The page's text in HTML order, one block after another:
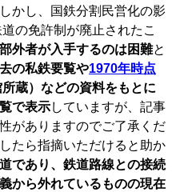
かし、国鉄分割民営化の影
の免許制が廃止されたこ
外者が入手するのは困難と
の私鉄要覧や1970年時点
蔵）などの資料をもとに
で表示していますが、記事
がありますのでご了承くだ
たら指摘いただけると助か
であり、鉄道路線との接続
から外れているものの現在